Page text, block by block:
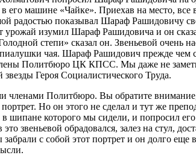
машине «Чайке». Приехав на место,
радостью показывал Шараф Рашидовичу
изумил Шараф Рашидовича и он
степи» сказал он. Звеньевой
чая. Шараф Рашидович прежде чем
Политбюро ЦК КПСС. Мы даже не
Героя Социалистического Труда.
членами Политбюро. Вы обратите
портрет. Но он этого не сделал и тут же
шипане которого мы сидели, и попросил
звеньевой обрадовался, залез на стул,
с собой этот портрет и он долго